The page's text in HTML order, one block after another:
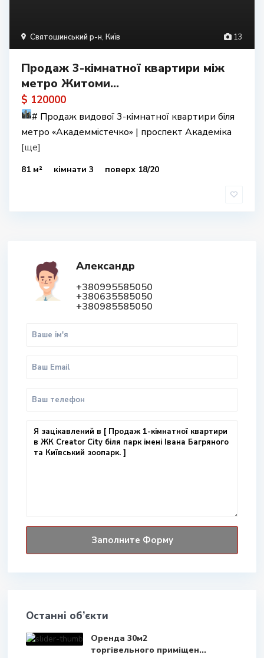
13
Святошинський р-н, Київ
Продаж 3-кімнатної квартири між
метро Житоми...
$ 120000
# Продаж видової 3-кімнатної квартири біля
метро «Академмістечко» | проспект Академіка
[ще]
81 м² кімнати 3 поверх 18/20
Александр
+380995585050
+380635585050
+380985585050
Останні об’єкти
Оренда 30м2
торгівельного приміщен...